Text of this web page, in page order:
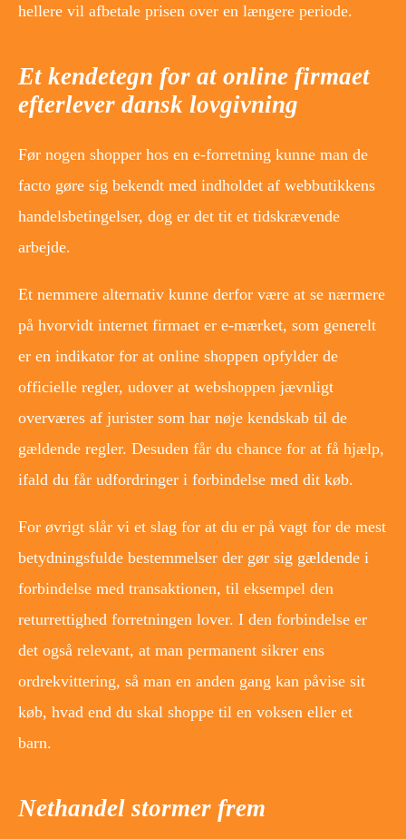
hellere vil afbetale prisen over en længere periode.
Et kendetegn for at online firmaet
efterlever dansk lovgivning
Før nogen shopper hos en e-forretning kunne man de
facto gøre sig bekendt med indholdet af webbutikkens
handelsbetingelser, dog er det tit et tidskrævende
arbejde.
Et nemmere alternativ kunne derfor være at se nærmere
på hvorvidt internet firmaet er e-mærket, som generelt
er en indikator for at online shoppen opfylder de
officielle regler, udover at webshoppen jævnligt
overværes af jurister som har nøje kendskab til de
gældende regler. Desuden får du chance for at få hjælp,
ifald du får udfordringer i forbindelse med dit køb.
For øvrigt slår vi et slag for at du er på vagt for de mest
betydningsfulde bestemmelser der gør sig gældende i
forbindelse med transaktionen, til eksempel den
returrettighed forretningen lover. I den forbindelse er
det også relevant, at man permanent sikrer ens
ordrekvittering, så man en anden gang kan påvise sit
køb, hvad end du skal shoppe til en voksen eller et
barn.
Nethandel stormer frem